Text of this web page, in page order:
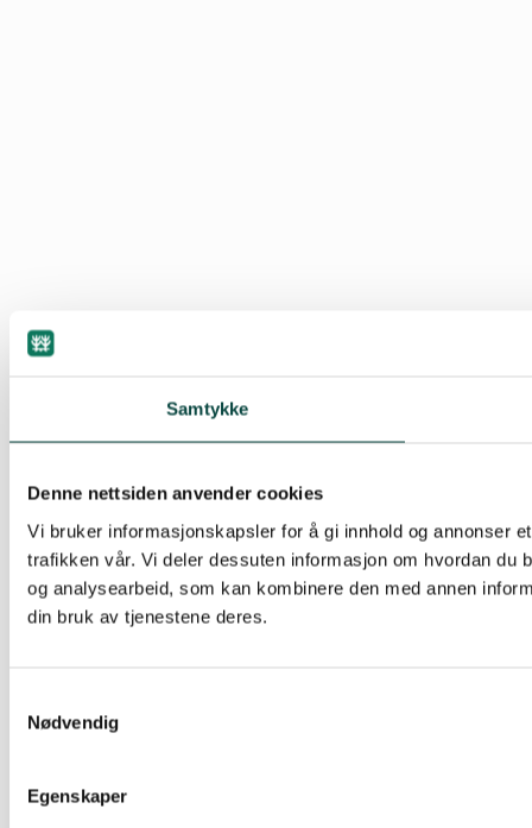
Samtykke
Denne nettsiden anvender cookies
Vi bruker informasjonskapsler for å gi innhold og annonser
trafikken vår. Vi deler dessuten informasjon om hvordan du
og analysearbeid, som kan kombinere den med annen
din bruk av tjenestene deres.
Nødvendig
Egenskaper